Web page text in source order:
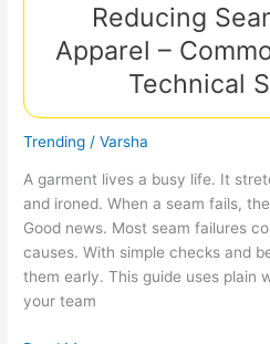
Reducing
Apparel –
Technical
Trending /Varsha
A garment lives a busy life. It
and ironed. When a seam fails,
Good news. Most seam failures
causes. With simple checks and
them early. This guide uses plain
your team